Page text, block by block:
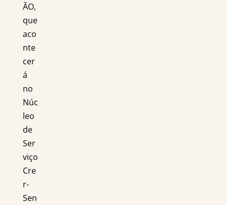
ÃO,
que
aco
nte
cer
á
no
Núc
leo
de
Ser
viço
Cre
r-
Sen